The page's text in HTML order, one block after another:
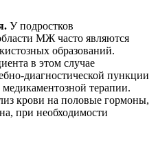
У подростков
МЖ часто являются
образований.
в этом случае
диагностической пункции
терапии.
крови на половые гормоны,
при необходимости